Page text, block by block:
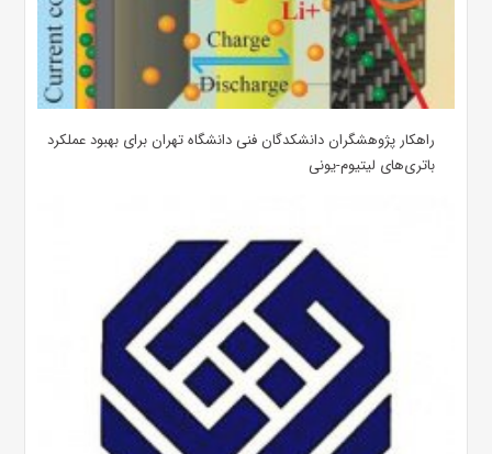
راهکار پژوهشگران دانشکدگان فنی دانشگاه تهران برای بهبود عملکرد
باتری‌های لیتیوم-یونی